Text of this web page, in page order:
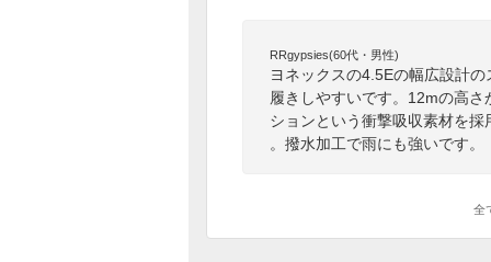
RRgypsies(60代・男性)
ヨネックスの4.5Eの幅広設計
履きしやすいです。12mの高
ションという衝撃吸収素材を
。撥水加工で雨にも強いです。
全